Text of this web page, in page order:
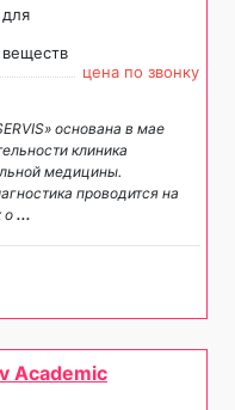
веществ
цена по звонку
основана в мае
клиника
медицины.
проводится на
о ...
Academic